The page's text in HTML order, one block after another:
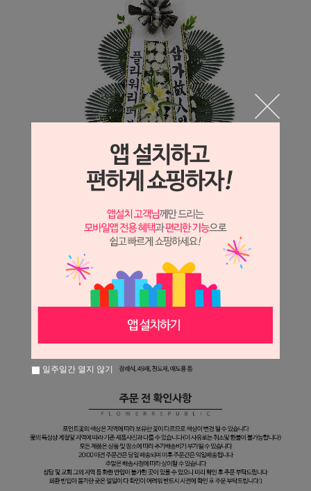
일주일간 열지 않기